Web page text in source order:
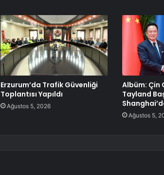
Erzurum’da Trafik Güvenliği
Toplantısı Yapıldı
Ağustos 5, 2026
Albüm: Çin
Tayland
Ağustos 5,